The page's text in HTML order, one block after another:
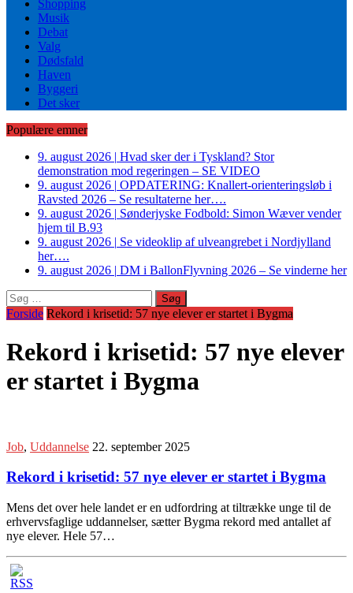
Shopping
Musik
Debat
Valg
Dødsfald
Haven
Byggeri
Det sker
Populære emner
9. august 2026 | Hvad sker der i Tyskland? Stor
demonstration mod regeringen – SE VIDEO
9. august 2026 | OPDATERING: Knallert-orienteringsløb i
Ravsted 2026 – Se resultaterne her….
9. august 2026 | Sønderjyske Fodbold: Simon Wæver vender
hjem til B.93
9. august 2026 | Se videoklip af ulveangrebet i Nordjylland
her….
9. august 2026 | DM i BallonFlyvning 2026 – Se vinderne her
Søg
efter:
Forside Rekord i krisetid: 57 nye elever er startet i Bygma
Rekord i krisetid: 57 nye elever
er startet i Bygma
Job, Uddannelse 22. september 2025
Rekord i krisetid: 57 nye elever er startet i Bygma
Mens det over hele landet er en udfordring at tiltrække unge til de
erhvervsfaglige uddannelser, sætter Bygma rekord med antallet af
nye elever. Hele 57…